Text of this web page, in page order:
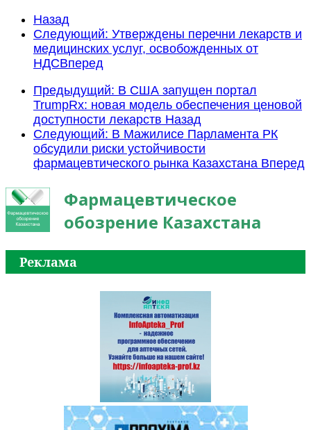
Назад
Следующий: Утверждены перечни лекарств и
медицинских услуг, освобожденных от
НДСВперед
Предыдущий: В США запущен портал
TrumpRx: новая модель обеспечения ценовой
доступности лекарств Назад
Следующий: В Мажилисе Парламента РК
обсудили риски устойчивости
фармацевтического рынка Казахстана Вперед
Фармацевтическое
обозрение Казахстана
Реклама